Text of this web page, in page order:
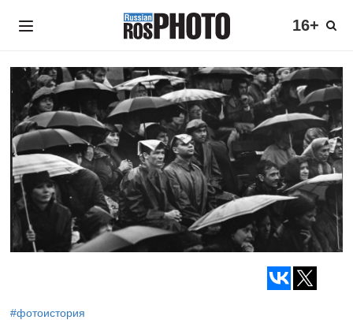
16+
#фотоистория